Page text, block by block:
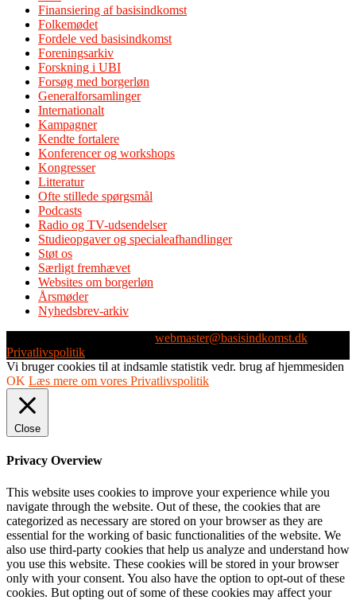
Finansiering af basisindkomst
Folkemødet
Fordele ved basisindkomst
Foreningsarkiv
Forskning i UBI
Forsøg med borgerløn
Generalforsamlinger
Internationalt
Kampagner
Kendte fortalere
Konferencer og workshops
Kongresser
Litteratur
Ofte stillede spørgsmål
Podcasts
Radio og TV-udsendelser
Studieopgaver og specialeafhandlinger
Støt os
Særligt fremhævet
Websites om borgerløn
Årsmøder
Nyhedsbrev-arkiv
webmaster@basisindkomst.dk
Privatlivspolitik
Vi bruger cookies til at indsamle statistik vedr. brug af hjemmesiden
OK Læs mere om vores Privatlivspolitik
Close
Privacy Overview
This website uses cookies to improve your experience while you
navigate through the website. Out of these, the cookies that are
categorized as necessary are stored on your browser as they are
essential for the working of basic functionalities of the website. We
also use third-party cookies that help us analyze and understand how
you use this website. These cookies will be stored in your browser
only with your consent. You also have the option to opt-out of these
cookies. But opting out of some of these cookies may affect your